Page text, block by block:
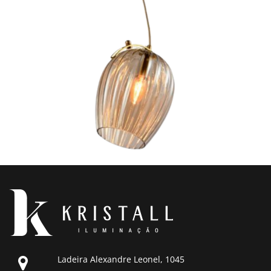
Ladeira Alexandre Leonel, 1045